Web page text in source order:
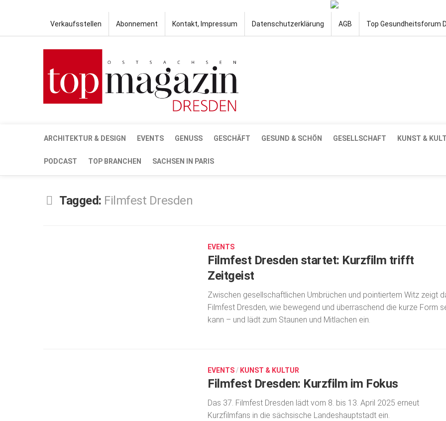
Verkaufsstellen Abonnement Kontakt, Impressum Datenschutzerklärung AGB Top Gesundheitsforum
ARCHITEKTUR & DESIGN EVENTS GENUSS GESCHÄFT GESUND & SCHÖN GESELLSCHAFT KUNST &
PODCAST TOP BRANCHEN SACHSEN IN PARIS
Tagged: Filmfest Dresden
EVENTS
Filmfest Dresden startet: Kurzfilm trifft
Zeitgeist
Zwischen gesellschaftlichen Umbrüchen und pointiertem Witz zeigt
Filmfest Dresden, wie bewegend und überraschend die kurze Form
kann – und lädt zum Staunen und Mitlachen ein.
EVENTS / KUNST & KULTUR
Filmfest Dresden: Kurzfilm im Fokus
Das 37. Filmfest Dresden lädt vom 8. bis 13. April 2025 erneut
Kurzfilmfans in die sächsische Lan­des­­hauptstadt ein.